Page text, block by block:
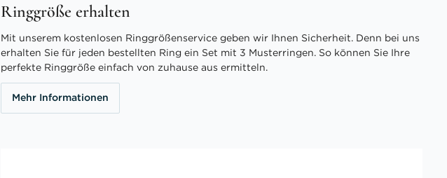
Ringgröße erhalten
Mit unserem kostenlosen Ringgrößenservice geben wir Ihnen Sicherheit. Denn bei uns
erhalten Sie für jeden bestellten Ring ein Set mit 3 Musterringen. So können Sie Ihre
perfekte Ringgröße einfach von zuhause aus ermitteln.
Mehr Informationen